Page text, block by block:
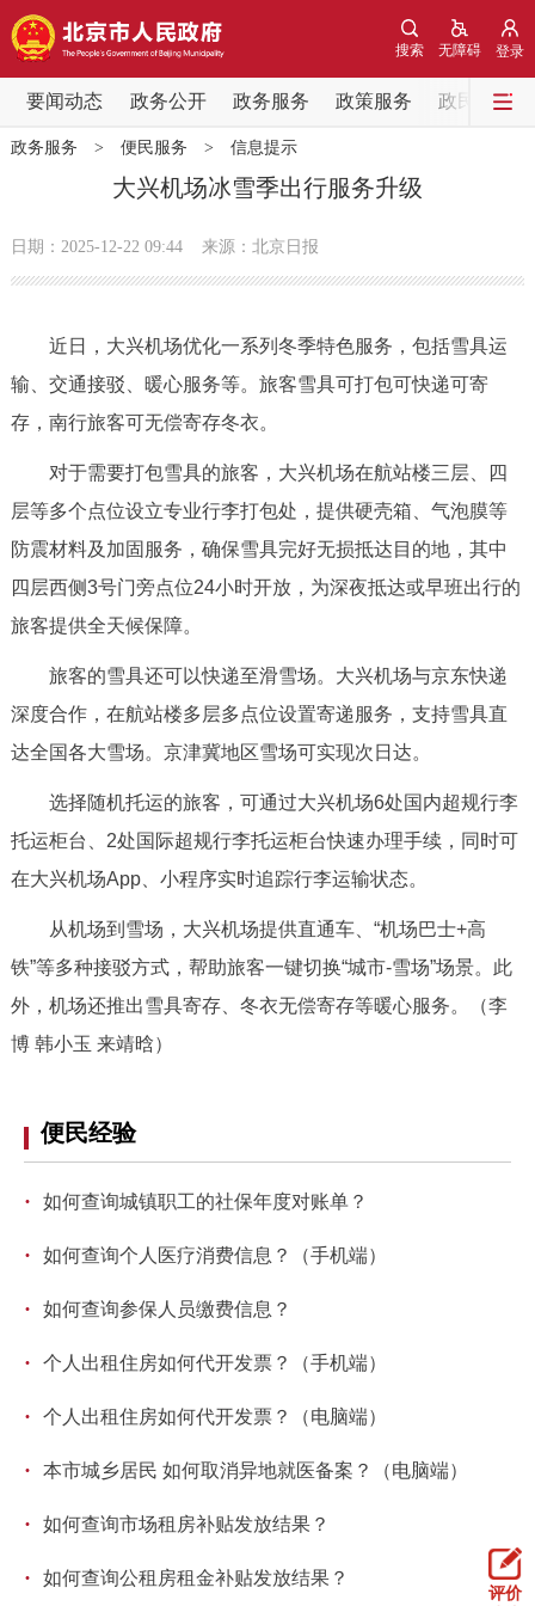
登录
无障碍
搜索
要闻动态 政务公开 政务服务 政策服务 政民互动
要闻动态
党中央精神 国务院信息
政务公开
市领导 机构职能
决策公开 专题公开
政务服务
个人服务 法人服务 部门服务
便民服务 利企服务 投资项目
中介服务 阳光政务
政民互动
参与调查 在线访谈
北京概况
绿色北京 图说北京
DEUTSCH FRANÇAIS РУССКИЙ ЯЗЫК
ESPAÑOL العربية PORTUGUÊS
政务服务 > 便民服务 > 信息提示
大兴机场冰雪季出行服务升级
日期：2025-12-22 09:44 来源：北京日报
近日，大兴机场优化一系列冬季特色服务，包括雪具运
输、交通接驳、暖心服务等。旅客雪具可打包可快递可寄
存，南行旅客可无偿寄存冬衣。
对于需要打包雪具的旅客，大兴机场在航站楼三层、四
层等多个点位设立专业行李打包处，提供硬壳箱、气泡膜等
防震材料及加固服务，确保雪具完好无损抵达目的地，其中
四层西侧3号门旁点位24小时开放，为深夜抵达或早班出行的
旅客提供全天候保障。
旅客的雪具还可以快递至滑雪场。大兴机场与京东快递
深度合作，在航站楼多层多点位设置寄递服务，支持雪具直
达全国各大雪场。京津冀地区雪场可实现次日达。
选择随机托运的旅客，可通过大兴机场6处国内超规行李
托运柜台、2处国际超规行李托运柜台快速办理手续，同时可
在大兴机场App、小程序实时追踪行李运输状态。
从机场到雪场，大兴机场提供直通车、“机场巴士+高
铁”等多种接驳方式，帮助旅客一键切换“城市-雪场”场景。此
外，机场还推出雪具寄存、冬衣无偿寄存等暖心服务。（李
博 韩小玉 来靖晗）
便民经验
· 如何查询城镇职工的社保年度对账单？
· 如何查询个人医疗消费信息？（手机端）
· 如何查询参保人员缴费信息？
· 个人出租住房如何代开发票？（手机端）
· 个人出租住房如何代开发票？（电脑端）
· 本市城乡居民 如何取消异地就医备案？（电脑端）
· 如何查询市场租房补贴发放结果？
· 如何查询公租房租金补贴发放结果？
评价